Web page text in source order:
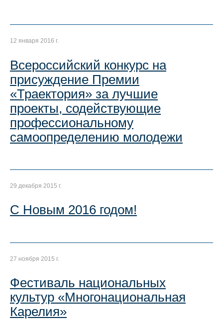
12 января 2016 г.
Всероссийский конкурс на
присуждение Премии
«Траектория» за лучшие
проекты, содействующие
профессиональному
самоопределению молодежи
29 декабря 2015 г.
С Новым 2016 годом!
27 ноября 2015 г.
Фестиваль национальных
культур «Многонациональная
Карелия»